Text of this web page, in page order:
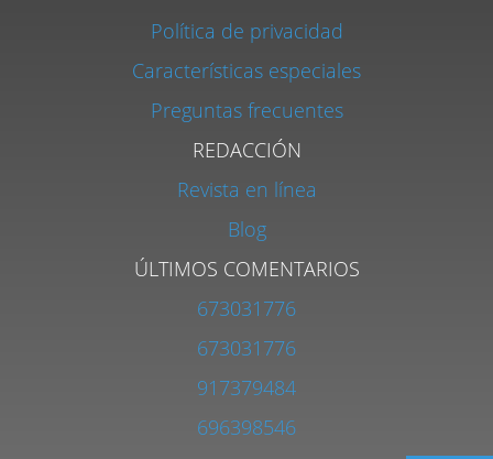
Política de privacidad
Características especiales
Preguntas frecuentes
REDACCIÓN
Revista en línea
Blog
ÚLTIMOS COMENTARIOS
673031776
673031776
917379484
696398546